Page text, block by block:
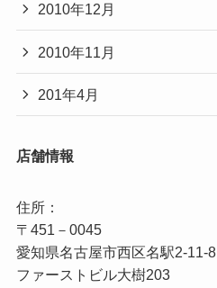
2010年12月
2010年11月
201年4月
店舗情報
住所：
〒451－0045
愛知県名古屋市西区名駅2‐11‐8
ファーストビル大樹203